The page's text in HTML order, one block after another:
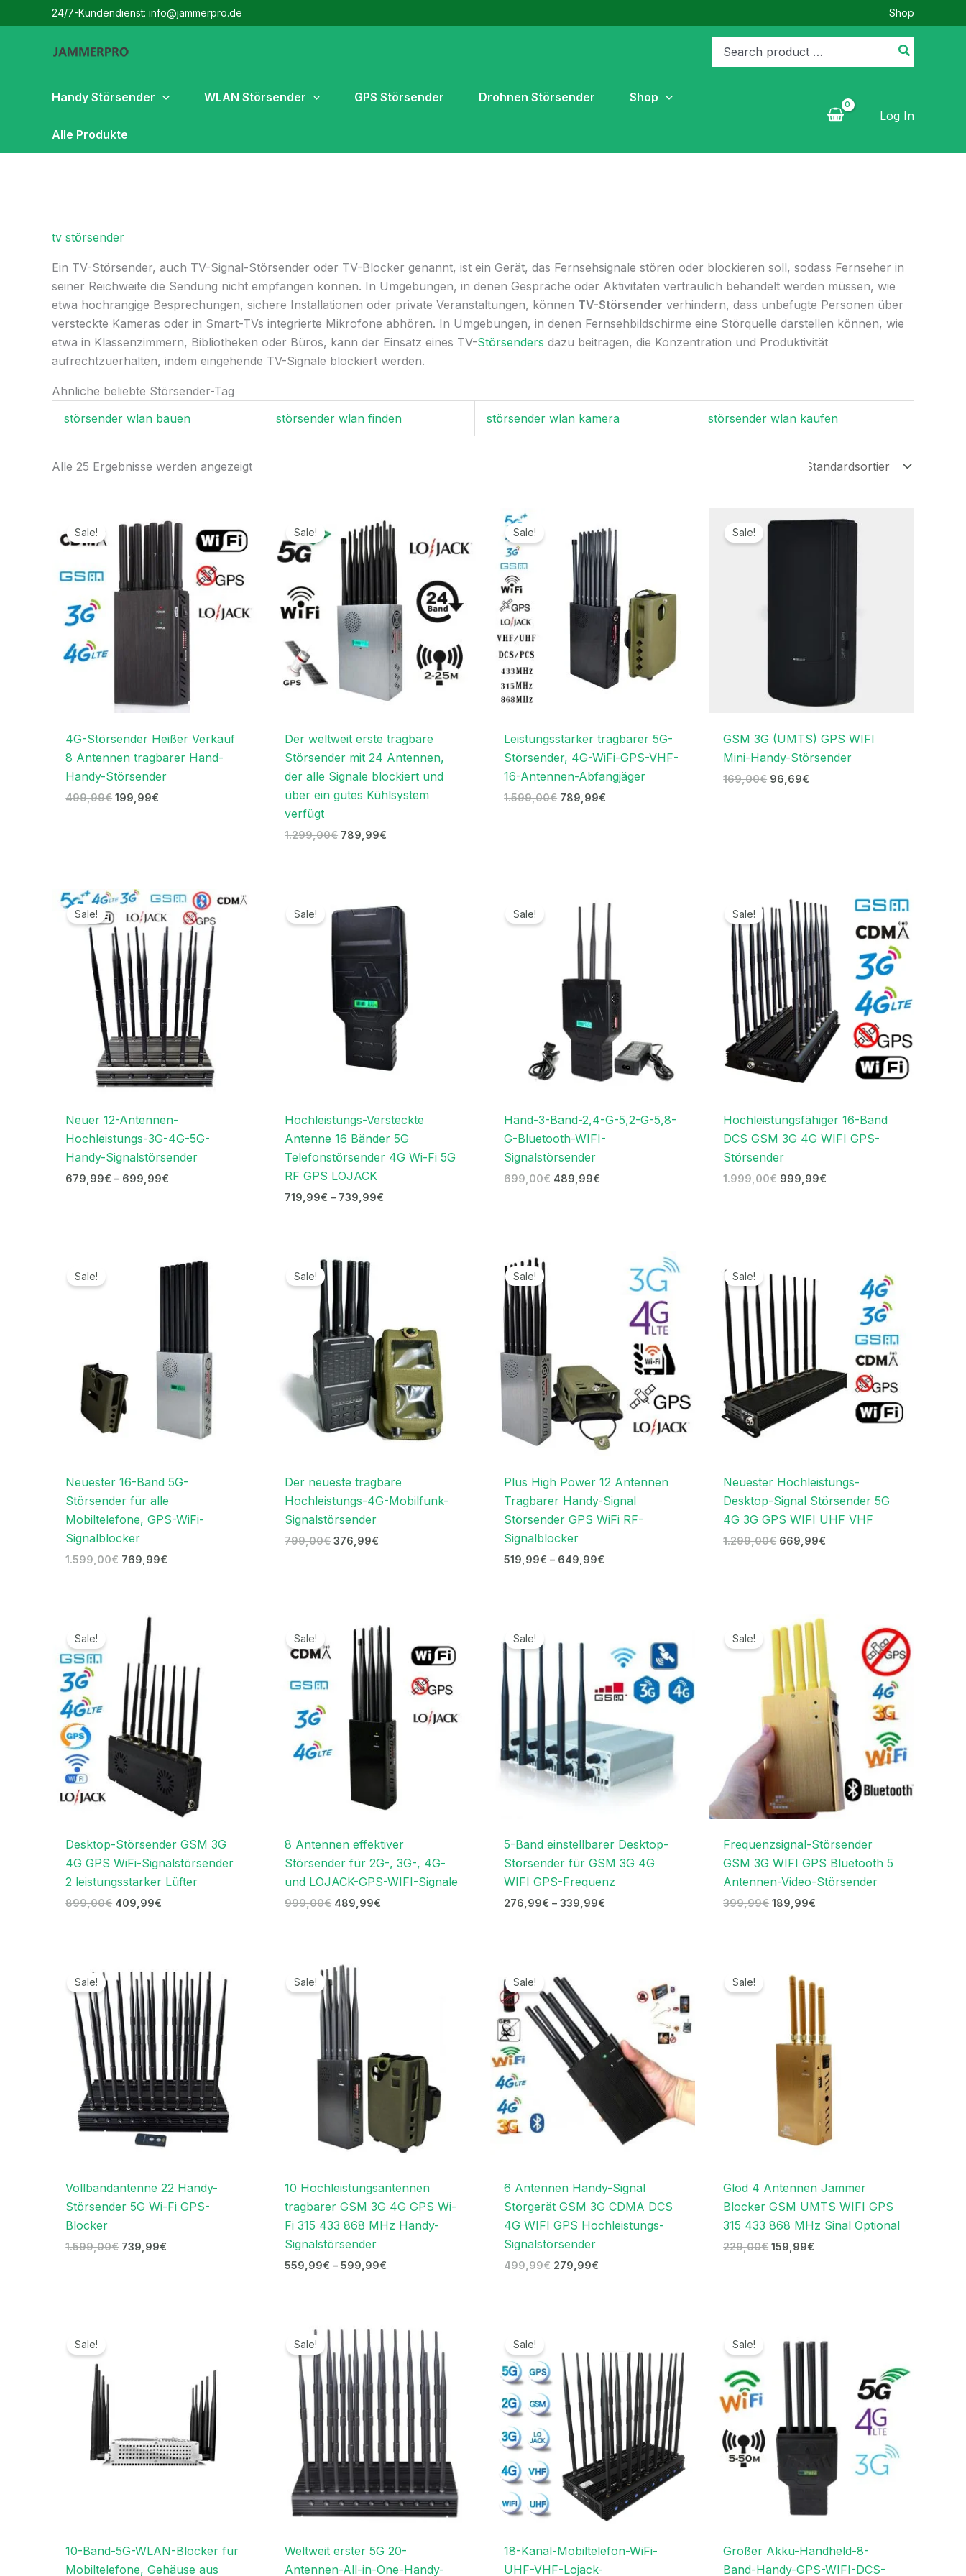
Inhalt
24/7-Kundendienst: info@jammerpro.de Shop
for:
Handy Störsender WLAN Störsender GPS Störsender Drohnen Störsender Shop
Alle Produkte
Log In
tv störsender
Ein TV-Störsender, auch TV-Signal-Störsender oder TV-Blocker genannt, ist ein Gerät, das Fernsehsignale stören oder blockieren soll, sodass Fernseher in
seiner Reichweite die Sendung nicht empfangen können. In Umgebungen, in denen Gespräche oder Aktivitäten vertraulich behandelt werden müssen, wie
etwa hochrangige Besprechungen, sichere Installationen oder private Veranstaltungen, können TV-Störsender verhindern, dass unbefugte Personen über
versteckte Kameras oder in Smart-TVs integrierte Mikrofone abhören. In Umgebungen, in denen Fernsehbildschirme eine Störquelle darstellen können, wie
etwa in Klassenzimmern, Bibliotheken oder Büros, kann der Einsatz eines TV-Störsenders dazu beitragen, die Konzentration und Produktivität
aufrechtzuerhalten, indem eingehende TV-Signale blockiert werden.
Ähnliche beliebte Störsender-Tag
störsender wlan bauen
störsender wlan finden störsender wlan kamera störsender wlan kaufen
Alle 25 Ergebnisse werden angezeigt
Sale!
4G-Störsender Heißer Verkauf
8 Antennen tragbarer Hand-
Handy-Störsender
499,99€
Preis
war:
499,99€
199,99€
Preis
ist:
199,99€.
Sale!
Der weltweit erste tragbare
Störsender mit 24 Antennen,
der alle Signale blockiert und
über ein gutes Kühlsystem
verfügt
1.299,00€
Preis
war:
1.299,00€
789,99€
Preis
789,99€.
Sale!
Leistungsstarker tragbarer 5G-
Störsender, 4G-WiFi-GPS-VHF-
16-Antennen-Abfangjäger
1.599,00€
war:
1.599,00€
789,99€
Preis
ist:
789,99€.
Sale!
GSM 3G (UMTS) GPS WIFI
Mini-Handy-Störsender
169,00€
Preis
96,69€
Sale!
Neuer 12-Antennen-
Hochleistungs-3G-4G-5G-
Handy-Signalstörsender
679,99€ – 699,99€
Preisspanne:
679,99€
bis
699,99€
Sale!
Hochleistungs-Versteckte
Antenne 16 Bänder 5G
Telefonstörsender 4G Wi-Fi 5G
RF GPS LOJACK
719,99€ – 739,99€
719,99€
739,99€
Sale!
Hand-3-Band-2,4-G-5,2-G-5,8-
G-Bluetooth-WIFI-
Signalstörsender
699,00€
Preis
699,00€
489,99€
Preis
ist:
489,99€.
Sale!
Hochleistungsfähiger 16-Band
DCS GSM 3G 4G WIFI GPS-
Störsender
1.999,00€
Preis
war:
1.999,00€
999,99€
Preis
ist:
999,99€.
Sale!
Neuester 16-Band 5G-
Störsender für alle
Mobiltelefone, GPS-WiFi-
Signalblocker
1.599,00€
1.599,00€
769,99€
Preis
769,99€.
Sale!
Der neueste tragbare
Hochleistungs-4G-Mobilfunk-
Signalstörsender
799,00€
Ursprünglicher
Preis
war:
799,00€
376,99€
Sale!
Plus High Power 12 Antennen
Tragbarer Handy-Signal
Störsender GPS WiFi RF-
Signalblocker
519,99€ – 649,99€
Preisspanne:
519,99€
649,99€
Sale!
Neuester Hochleistungs-
Desktop-Signal Störsender 5G
4G 3G GPS WIFI UHF VHF
1.299,00€
war:
1.299,00€
669,99€
669,99€.
Sale!
Desktop-Störsender GSM 3G
4G GPS WiFi-Signalstörsender
2 leistungsstarker Lüfter
899,00€
Ursprünglicher
899,00€
409,99€
Sale!
8 Antennen effektiver
Störsender für 2G-, 3G-, 4G-
und LOJACK-GPS-WIFI-Signale
999,00€
Preis
999,00€
489,99€
Preis
ist:
489,99€.
Sale!
5-Band einstellbarer Desktop-
Störsender für GSM 3G 4G
WIFI GPS-Frequenz
276,99€ –339,99€
bis
339,99€
Sale!
Frequenzsignal-Störsender
GSM 3G WIFI GPS Bluetooth 5
Antennen-Video-Störsender
399,99€
Ursprünglicher
Preis
war:
399,99€
189,99€
Aktueller
Preis
ist:
189,99€.
Sale!
Vollbandantenne 22 Handy-
Störsender 5G Wi-Fi GPS-
Blocker
1.599,00€
Preis
war:
1.599,00€
739,99€
Preis
ist:
739,99€.
Sale!
10 Hochleistungsantennen
tragbarer GSM 3G 4G GPS Wi-
Fi 315 433 868 MHz Handy-
Signalstörsender
559,99€ –599,99€
Sale!
6 Antennen Handy-Signal
Störgerät GSM 3G CDMA DCS
4G WIFI GPS Hochleistungs-
Signalstörsender
499,99€
Preis
war:
499,99€
279,99€
279,99€.
Sale!
Glod 4 Antennen Jammer
Blocker GSM UMTS WIFI GPS
315 433 868 MHz Sinal Optional
229,00€
Preis
war:
229,00€
159,99€
ist:
159,99€.
Sale!
10-Band-5G-WLAN-Blocker für
Mobiltelefone, Gehäuse aus
Sale!
Weltweit erster 5G 20-
Antennen-All-in-One-Handy-
Preis
war:
1.199,00€
Preis
ist:
699,99€.
Sale!
18-Kanal-Mobiltelefon-WiFi-
UHF-VHF-Lojack-
war:
1.499,00€
ist:
679,99€.
Sale!
Großer Akku-Handheld-8-
Band-Handy-GPS-WIFI-DCS-
Preis
war:
999,00€
Preis
ist: